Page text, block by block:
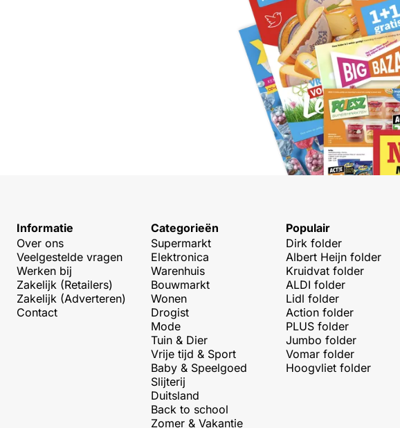
Informatie
Over ons
Veelgestelde vragen
Werken bij
Zakelijk (Retailers)
Zakelijk (Adverteren)
Contact
Categorieën
Supermarkt
Elektronica
Warenhuis
Bouwmarkt
Wonen
Drogist
Mode
Tuin & Dier
Vrije tijd & Sport
Baby & Speelgoed
Slijterij
Duitsland
Back to school
Zomer & Vakantie
Populair
Dirk folder
Albert Heijn folder
Kruidvat folder
ALDI folder
Lidl folder
Action folder
PLUS folder
Jumbo folder
Vomar folder
Hoogvliet folder